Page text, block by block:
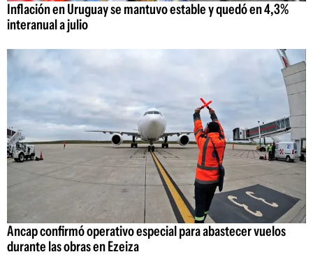
Inflación en Uruguay se mantuvo estable y quedó en 4,3%
interanual a julio
Ancap confirmó operativo especial para abastecer vuelos
durante las obras en Ezeiza